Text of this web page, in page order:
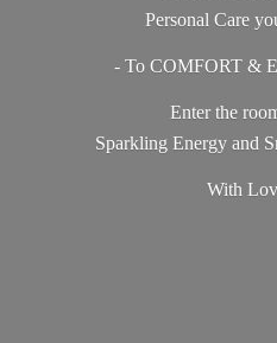
Personal Care
- To COMFORT &
Enter the
Sparkling Energy and
With